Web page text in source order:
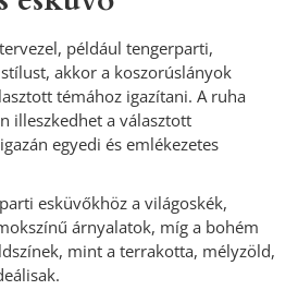
például tengerparti,
akkor a koszorúslányok
témához igazítani. A ruha
illeszkedhet a választott
egyedi és emlékezetes
esküvőkhöz a világoskék,
árnyalatok, míg a bohém
mint a terrakotta, mélyzöld,